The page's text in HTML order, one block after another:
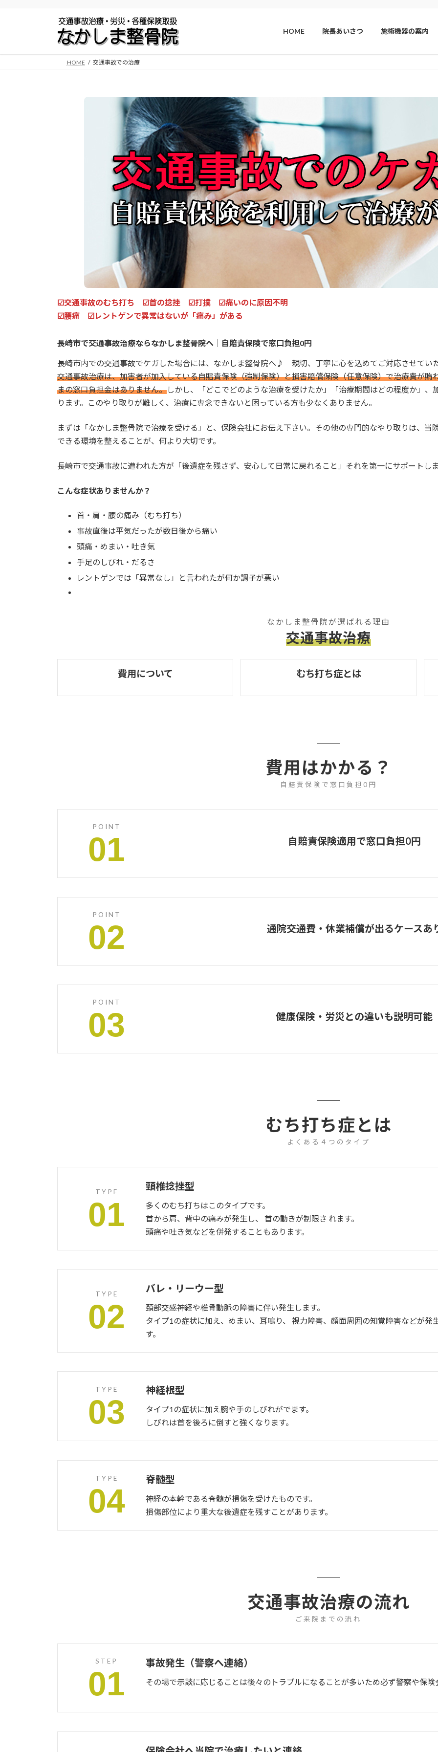
HOME 院長あいさつ 施術機器の案内
HOME 交通事故での治療
☑交通事故のむち打ち ☑首の捻挫 ☑打撲 ☑痛いのに原因不明
☑腰痛 ☑レントゲンで異常はないが「痛み」がある
長崎市で交通事故治療ならなかしま整骨院へ｜自賠責保険で窓口負担0円
長崎市内での交通事故でケガした場合には、なかしま整骨院へ♪ 親切、丁寧に心を込めてご対応させてい
交通事故治療は、加害者が加入している自賠責保険（強制保険）と損害賠償保険（任意保険）で治療費が賄
まの窓口負担金はありません。しかし、「どこでどのような治療を受けたか」「治療期間はどの程度か」
ります。このやり取りが難しく、治療に専念できないと困っている方も少なくありません。
まずは「なかしま整骨院で治療を受ける」と、保険会社にお伝え下さい。その他の専門的なやり取りは、当
できる環境を整えることが、何より大切です。
長崎市で交通事故に遭われた方が「後遺症を残さず、安心して日常に戻れること」それを第一にサポートし
こんな症状ありませんか？
首・肩・腰の痛み（むち打ち）
事故直後は平気だったが数日後から痛い
頭痛・めまい・吐き気
手足のしびれ・だるさ
レントゲンでは「異常なし」と言われたが何か調子が悪い
なかしま整骨院が選ばれる理由
交通事故治療
費用について むち打ち症とは
費用はかかる？
自賠責保険で窓口負担0円
POINT
01 自賠責保険適用で窓口負担0円
POINT
02 通院交通費・休業補償が出るケースあ
POINT
03 健康保険・労災との違いも説明可能
むち打ち症とは
よくある４つのタイプ
TYPE
01
頸椎捻挫型
多くのむち打ちはこのタイプです。
首から肩、背中の痛みが発生し、 首の動きが制限さ れます。
頭痛や吐き気などを併発することもあります。
TYPE
02
バレ・リーウー型
頚部交感神経や椎骨動脈の障害に伴い発生します。
タイプ1の症状に加え、めまい、耳鳴り、 視力障害、顔面周囲の知覚障害などが発
す。
TYPE
03
神経根型
タイプ1の症状に加え腕や手のしびれがでます。
しびれは首を後ろに倒すと強くなります。
TYPE
04
脊髄型
神経の本幹である脊髄が損傷を受けたものです。
損傷部位により重大な後遺症を残すことがあります。
交通事故治療の流れ
ご来院までの流れ
STEP
01
事故発生（警察へ連絡）
その場で示談に応じることは後々のトラブルになることが多いため必ず警察や保